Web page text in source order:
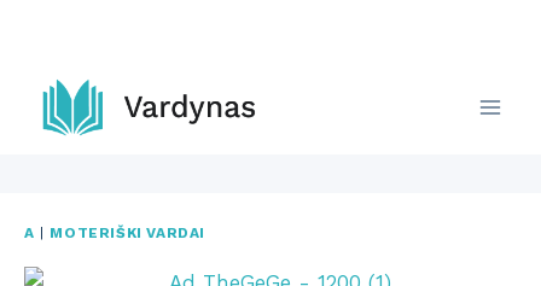
content
A | MOTERIŠKI VARDAI